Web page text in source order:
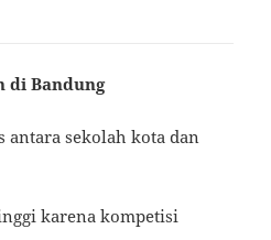
di Bandung
antara sekolah kota dan
karena kompetisi